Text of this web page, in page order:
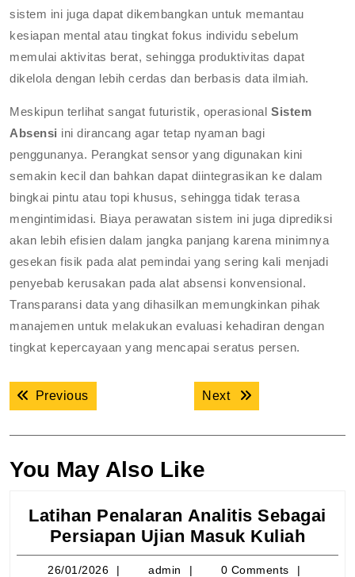
sistem ini juga dapat dikembangkan untuk memantau
kesiapan mental atau tingkat fokus individu sebelum
memulai aktivitas berat, sehingga produktivitas dapat
dikelola dengan lebih cerdas dan berbasis data ilmiah.
Meskipun terlihat sangat futuristik, operasional Sistem
Absensi ini dirancang agar tetap nyaman bagi
penggunanya. Perangkat sensor yang digunakan kini
semakin kecil dan bahkan dapat diintegrasikan ke dalam
bingkai pintu atau topi khusus, sehingga tidak terasa
mengintimidasi. Biaya perawatan sistem ini juga diprediksi
akan lebih efisien dalam jangka panjang karena minimnya
gesekan fisik pada alat pemindai yang sering kali menjadi
penyebab kerusakan pada alat absensi konvensional.
Transparansi data yang dihasilkan memungkinkan pihak
manajemen untuk melakukan evaluasi kehadiran dengan
tingkat kepercayaan yang mencapai seratus persen.
Navigasi
posPreviousPrevious post: Next Next post:
You May Also Like
Latihan Penalaran Analitis Sebagai
Persiapan Ujian Masuk Kuliah
26/01/2026 26/01/2026
admin admin0 Comments